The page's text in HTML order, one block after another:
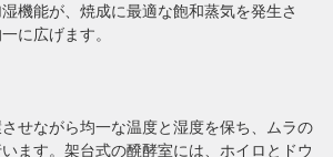
機能が、焼成に最適な飽和蒸気を発生さ
に広げます。
せながら均一な温度と湿度を保ち、ムラの
ます。架台式の醗酵室には、ホイロとドウ